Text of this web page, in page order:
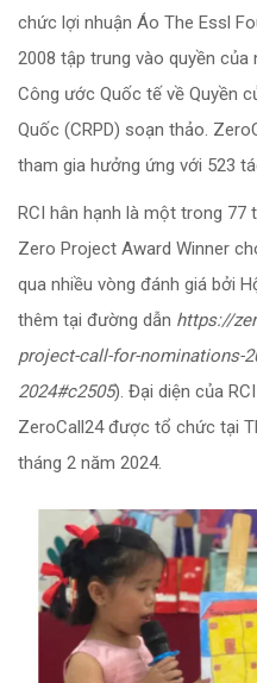
chức lợi nhuận Áo The Essl
2008 tập trung vào quyền
Công ước Quốc tế về Quyền
Quốc (CRPD) soạn thảo.
tham gia hưởng ứng với 523
RCI hân hạnh là một trong
Zero Project Award Winner
qua nhiều vòng đánh giá bởi
thêm tại đường dẫn https://
project-call-for-nominations-
2024#c2505). Đại diện của
ZeroCall24 được tổ chức tại
tháng 2 năm 2024.